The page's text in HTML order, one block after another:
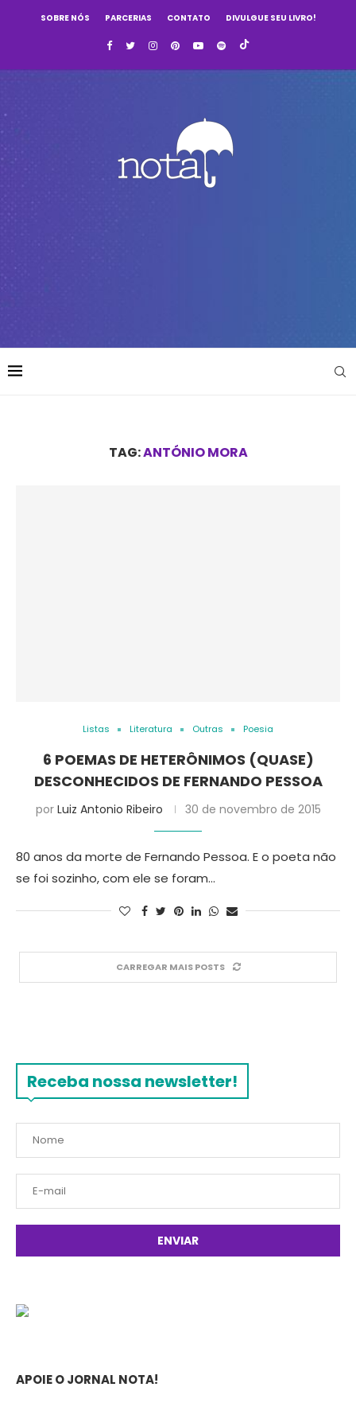
SOBRE NÓS PARCERIAS CONTATO DIVULGUE SEU LIVRO!
TAG:ANTÓNIO MORA
Listas Literatura Outras Poesia
6 POEMAS DE HETERÔNIMOS (QUASE)
DESCONHECIDOS DE FERNANDO PESSOA
por Luiz Antonio Ribeiro 30 de novembro de 2015
80 anos da morte de Fernando Pessoa. E o poeta não
se foi sozinho, com ele se foram…
CARREGAR MAIS POSTS
Receba nossa newsletter!
APOIE O JORNAL NOTA!